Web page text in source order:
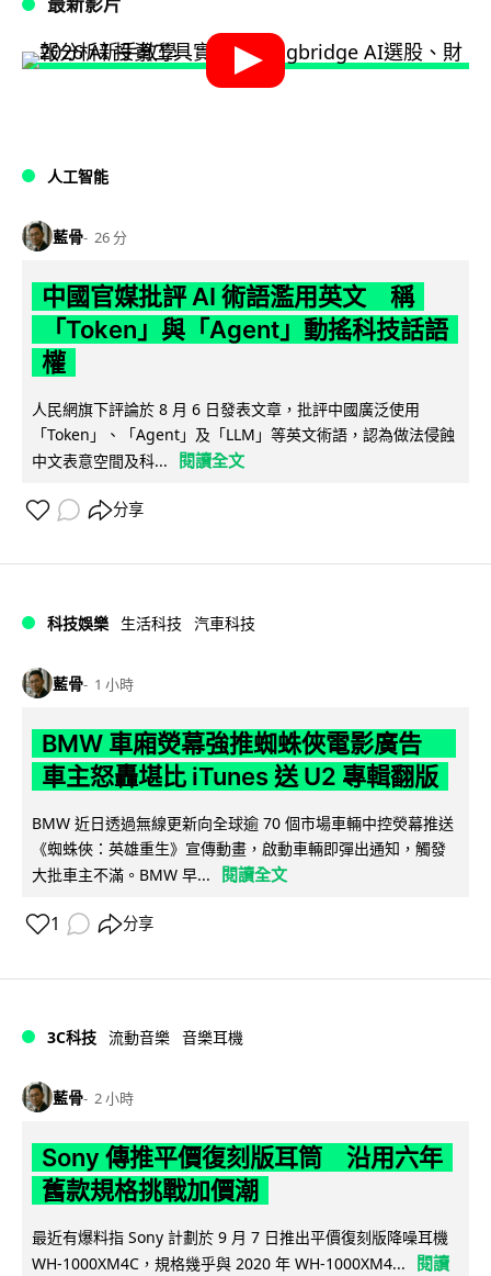
人工智能
藍骨 26 分
中國官媒批評 AI 術語濫用英文 稱
「Token」與「Agent」動搖科技話語
權
人民網旗下評論於 8 月 6 日發表文章，批評中國廣泛使用
「Token」、「Agent」及「LLM」等英文術語，認為做法侵蝕
中文表意空間及科...
閱讀全文
分享
科技娛樂 生活科技 汽車科技
藍骨 1 小時
BMW 車廂熒幕強推蜘蛛俠電影廣告
車主怒轟堪比 iTunes 送 U2 專輯翻版
BMW 近日透過無線更新向全球逾 70 個市場車輛中控熒幕推送
《蜘蛛俠：英雄重生》宣傳動畫，啟動車輛即彈出通知，觸發
大批車主不滿。BMW 早...
閱讀全文
1 分享
3C科技 流動音樂 音樂耳機
藍骨 2 小時
Sony 傳推平價復刻版耳筒 沿用六年
舊款規格挑戰加價潮
最近有爆料指 Sony 計劃於 9 月 7 日推出平價復刻版降噪耳機
WH-1000XM4C，規格幾乎與 2020 年 WH-1000XM4...
閱讀